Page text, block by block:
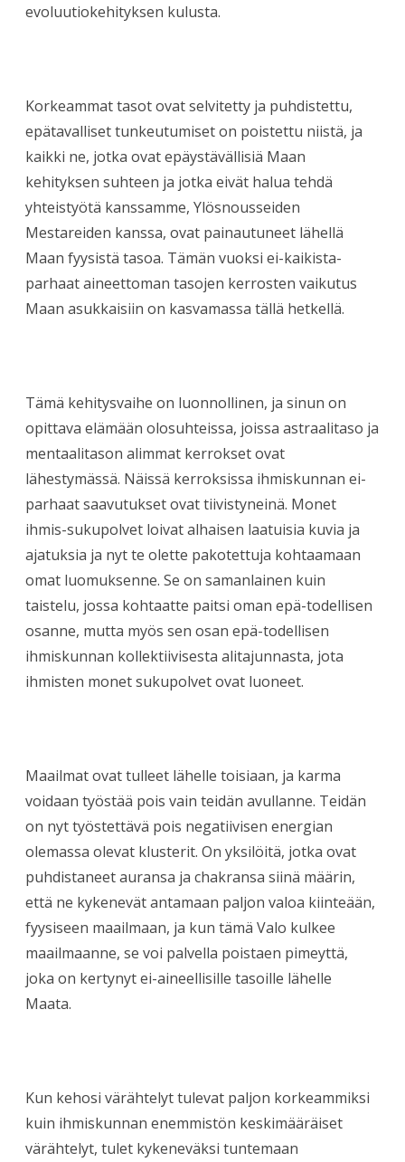
evoluutiokehityksen kulusta.
Korkeammat tasot ovat selvitetty ja puhdistettu,
epätavalliset tunkeutumiset on poistettu niistä, ja
kaikki ne, jotka ovat epäystävällisiä Maan
kehityksen suhteen ja jotka eivät halua tehdä
yhteistyötä kanssamme, Ylösnousseiden
Mestareiden kanssa, ovat painautuneet lähellä
Maan fyysistä tasoa. Tämän vuoksi ei-kaikista-
parhaat aineettoman tasojen kerrosten vaikutus
Maan asukkaisiin on kasvamassa tällä hetkellä.
Tämä kehitysvaihe on luonnollinen, ja sinun on
opittava elämään olosuhteissa, joissa astraalitaso ja
mentaalitason alimmat kerrokset ovat
lähestymässä. Näissä kerroksissa ihmiskunnan ei-
parhaat saavutukset ovat tiivistyneinä. Monet
ihmis-sukupolvet loivat alhaisen laatuisia kuvia ja
ajatuksia ja nyt te olette pakotettuja kohtaamaan
omat luomuksenne. Se on samanlainen kuin
taistelu, jossa kohtaatte paitsi oman epä-todellisen
osanne, mutta myös sen osan epä-todellisen
ihmiskunnan kollektiivisesta alitajunnasta, jota
ihmisten monet sukupolvet ovat luoneet.
Maailmat ovat tulleet lähelle toisiaan, ja karma
voidaan työstää pois vain teidän avullanne. Teidän
on nyt työstettävä pois negatiivisen energian
olemassa olevat klusterit. On yksilöitä, jotka ovat
puhdistaneet auransa ja chakransa siinä määrin,
että ne kykenevät antamaan paljon valoa kiinteään,
fyysiseen maailmaan, ja kun tämä Valo kulkee
maailmaanne, se voi palvella poistaen pimeyttä,
joka on kertynyt ei-aineellisille tasoille lähelle
Maata.
Kun kehosi värähtelyt tulevat paljon korkeammiksi
kuin ihmiskunnan enemmistön keskimääräiset
värähtelyt, tulet kykeneväksi tuntemaan